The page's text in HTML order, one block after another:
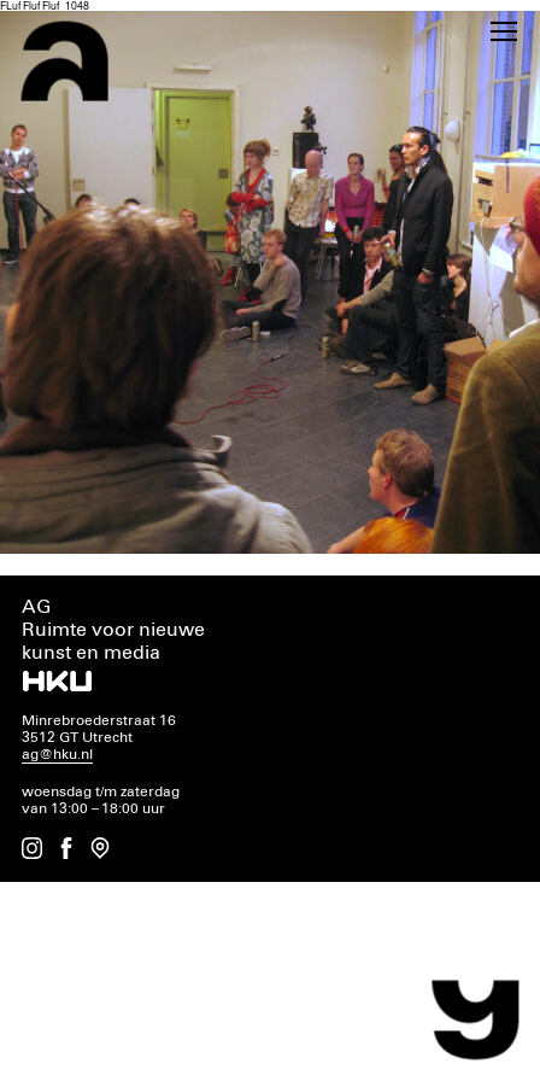
FLuf Fluf Fluf_1048
AG
Ruimte voor nieuwe
kunst en media
Minrebroederstraat 16
3512 GT Utrecht
ag@hku.nl
woensdag t/m zaterdag
van 13:00 – 18:00 uur